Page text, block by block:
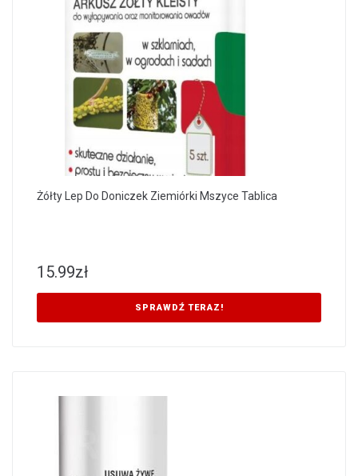
Żółty Lep Do Doniczek Ziemiórki Mszyce Tablica
15.99zł
SPRAWDŹ TERAZ!